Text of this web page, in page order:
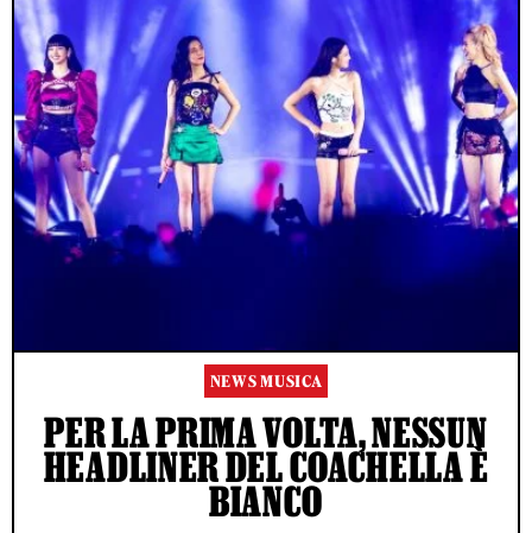
NEWS MUSICA
PER LA PRIMA VOLTA, NESSUN
HEADLINER DEL COACHELLA È
BIANCO